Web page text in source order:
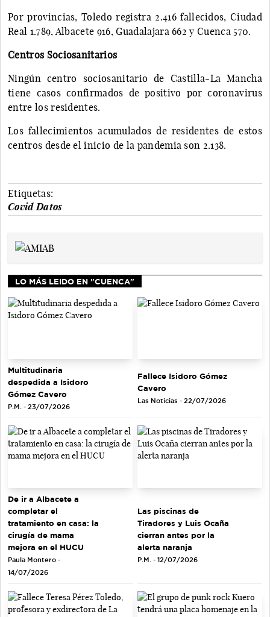
Por provincias, Toledo registra 2.416 fallecidos, Ciudad
Real 1.789, Albacete 916, Guadalajara 662 y Cuenca 570.
Centros Sociosanitarios
Ningún centro sociosanitario de Castilla-La Mancha
tiene casos confirmados de positivo por coronavirus
entre los residentes.
Los fallecimientos acumulados de residentes de estos
centros desde el inicio de la pandemia son 2.138.
Etiquetas:
Covid Datos
LO MÁS LEIDO EN "CUENCA"
Multitudinaria
despedida a Isidoro
Gómez Cavero
P.M. - 23/07/2026
Fallece Isidoro Gómez
Cavero
Las Noticias - 22/07/2026
De ir a Albacete a
completar el
tratamiento en casa: la
cirugía de mama
mejora en el HUCU
Paula Montero -
14/07/2026
Las piscinas de
Tiradores y Luis Ocaña
cierran antes por la
alerta naranja
P.M. - 12/07/2026